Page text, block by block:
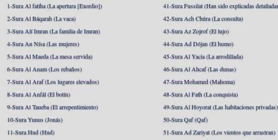
1-Sura Al fatíha (La apertura [Exordio])
2-Sura Al Báqarah (La vaca)
3-Sura Alí Imran (La familia de Imran)
4-Sura An Nísa (Las mujeres)
5-Sura Al Maeda (La mesa servida)
6-Sura Al Anam (Los rebaños)
7-Sura Al Araf (Los lugares elevados)
8-Sura Al Anfál (El botín)
9-Sura At Taueba (El arrepentimiento)
10-Sura Yunus (Jonás)
11-Sura Hud (Hud)
41-Sura Fussilat (Han sido explicadas
42-Sura Ach Chúra (La consulta)
43-Sura Az Zojrof (El lujo)
44-Sura Ad Dójan (El humo)
45-Sura Al Yacia (La arrodillada)
46-Sura Al Ahcaf (Las dunas)
47-Sura Mohamed (Mahoma)
48-Sura Al Fath (La conquista)
49-Sura Al Hoyorat (Las habitaciones privadas)
50-Sura Qaf (Qaf)
51-Sura Ad Zariyat (Los vientos que arrastran)